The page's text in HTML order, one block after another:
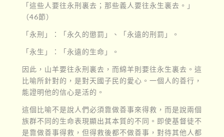
「這些人要往永刑裏去；那些義人要往永生裏去。」
（46節）
「永刑」：「永久的懲罰」、「永遠的刑罰」。
「永生」：「永遠的生命」。
因此，山羊要往永刑裏去，而綿羊則要往永生裏去。這
比喻所針對的，是對天國子民的愛心。一個人的善行，
能證明他的信心是活的。
這個比喻不是說人們必須靠做善事來得救，而是說兩個
族群不同的生命表現顯出其本質的不同。即使基督徒不
是靠做善事得救，但得救後都不做善事，對待其他人都